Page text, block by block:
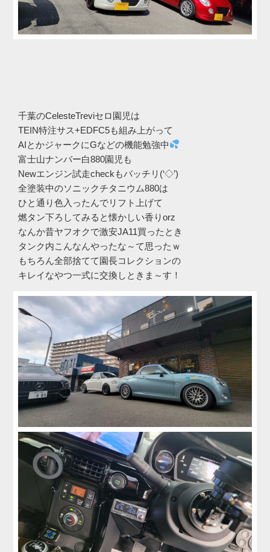
千葉のCelesteTreviセロ園児は
TEIN特注サス+EDFC5も組み上がって
AIとかジャークにGなどの機能勉強中
富士山ナンバー白880園児も
Newエンジン試走checkもバッチリ(‘◇’)ゞ
全塗装中のソニックチタニウム880は
ひと通り色入ったんでリフト上げて
燃タン下ろしてみると懐かしい香りorz
なんか昔ヤフオクで激安JA11買ったとき
タンク内こんなんやったな～て思ったｗ
もちろん全部捨てて園長コレクションの
キレイなやつ一式に交換しときま～す！